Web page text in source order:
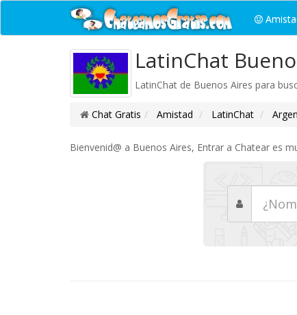
LatinChat
LatinChat de Buenos Aires para
Chat Gratis Amistad LatinChat
Bienvenid@ a Buenos Aires, Entrar a Chatear es